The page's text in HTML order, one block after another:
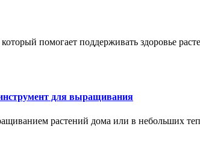
помогает поддерживать здоровье
для выращивания
растений дома или в небольших